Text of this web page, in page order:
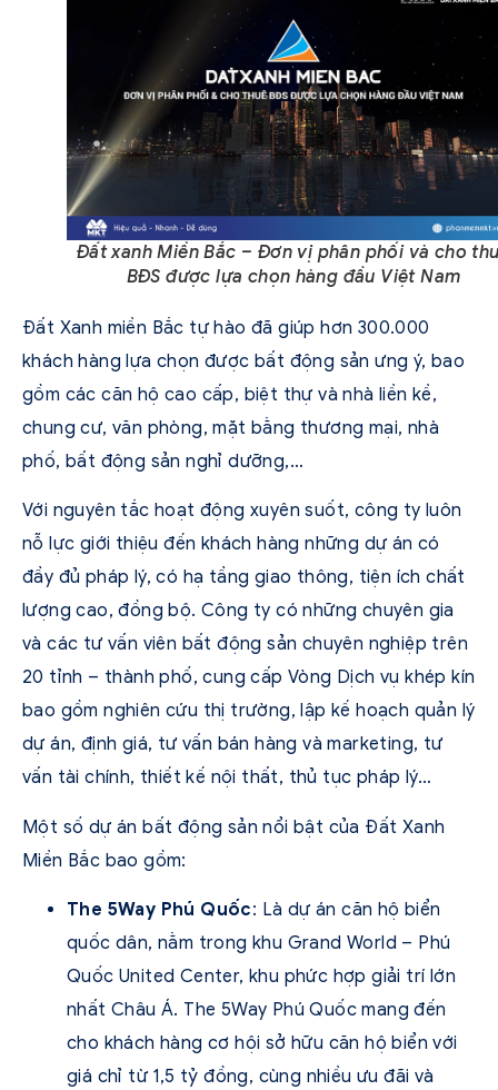
Đất xanh Miền Bắc – Đơn vị phân phối và cho
BĐS được lựa chọn hàng đầu Việt Nam
Đất Xanh miền Bắc tự hào đã giúp hơn 300.000
khách hàng lựa chọn được bất động sản ưng ý, bao
gồm các căn hộ cao cấp, biệt thự và nhà liền kề,
chung cư, văn phòng, mặt bằng thương mại, nhà
phố, bất động sản nghỉ dưỡng,…
Với nguyên tắc hoạt động xuyên suốt, công ty luôn
nỗ lực giới thiệu đến khách hàng những dự án có
đầy đủ pháp lý, có hạ tầng giao thông, tiện ích chất
lượng cao, đồng bộ. Công ty có những chuyên gia
và các tư vấn viên bất động sản chuyên nghiệp trên
20 tỉnh – thành phố, cung cấp Vòng Dịch vụ khép kín
bao gồm nghiên cứu thị trường, lập kế hoạch quản lý
dự án, định giá, tư vấn bán hàng và marketing, tư
vấn tài chính, thiết kế nội thất, thủ tục pháp lý…
Một số dự án bất động sản nổi bật của Đất Xanh
Miền Bắc bao gồm:
The 5Way Phú Quốc: Là dự án căn hộ biển
quốc dân, nằm trong khu Grand World – Phú
Quốc United Center, khu phức hợp giải trí lớn
nhất Châu Á. The 5Way Phú Quốc mang đến
cho khách hàng cơ hội sở hữu căn hộ biển với
giá chỉ từ 1,5 tỷ đồng, cùng nhiều ưu đãi và